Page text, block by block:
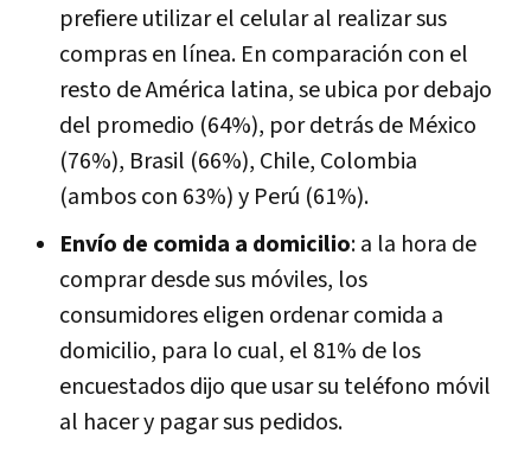
prefiere utilizar el celular al realizar sus
compras en línea. En comparación con el
resto de América latina, se ubica por debajo
del promedio (64%), por detrás de México
(76%), Brasil (66%), Chile, Colombia
(ambos con 63%) y Perú (61%).
Envío de comida a domicilio: a la hora de
comprar desde sus móviles, los
consumidores eligen ordenar comida a
domicilio, para lo cual, el 81% de los
encuestados dijo que usar su teléfono móvil
al hacer y pagar sus pedidos.